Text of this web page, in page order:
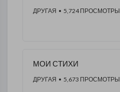
ДРУГАЯ • 5,724 ПРОСМОТРЫ
МОИ СТИХИ
ДРУГАЯ • 5,673 ПРОСМОТРЫ